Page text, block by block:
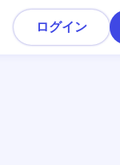
ログイン